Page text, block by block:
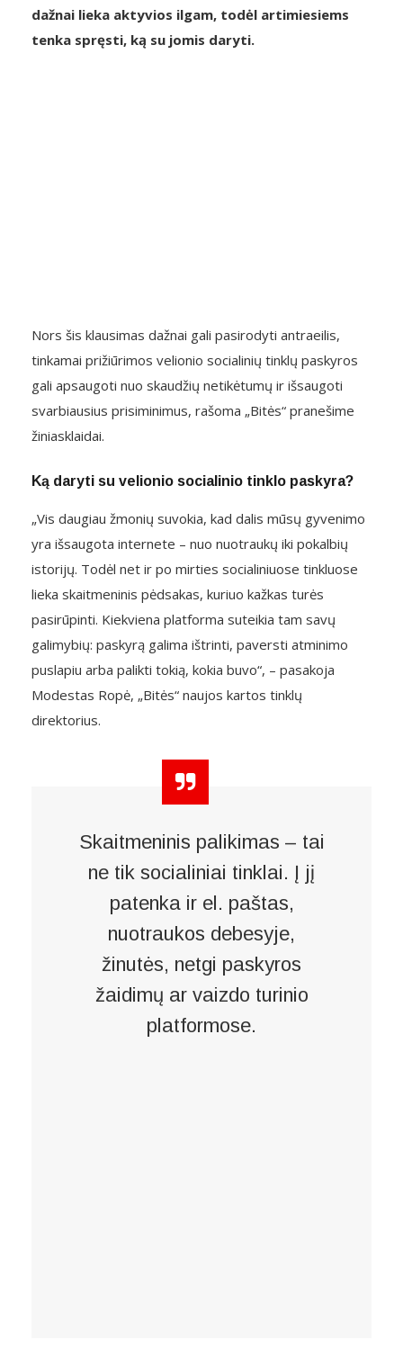
dažnai lieka aktyvios ilgam, todėl artimiesiems
tenka spręsti, ką su jomis daryti.
Nors šis klausimas dažnai gali pasirodyti antraeilis,
tinkamai prižiūrimos velionio socialinių tinklų paskyros
gali apsaugoti nuo skaudžių netikėtumų ir išsaugoti
svarbiausius prisiminimus, rašoma „Bitės“ pranešime
žiniasklaidai.
Ką daryti su velionio socialinio tinklo paskyra?
„Vis daugiau žmonių suvokia, kad dalis mūsų gyvenimo
yra išsaugota internete – nuo nuotraukų iki pokalbių
istorijų. Todėl net ir po mirties socialiniuose tinkluose
lieka skaitmeninis pėdsakas, kuriuo kažkas turės
pasirūpinti. Kiekviena platforma suteikia tam savų
galimybių: paskyrą galima ištrinti, paversti atminimo
puslapiu arba palikti tokią, kokia buvo“, – pasakoja
Modestas Ropė, „Bitės“ naujos kartos tinklų
direktorius.
Skaitmeninis palikimas – tai
ne tik socialiniai tinklai. Į jį
patenka ir el. paštas,
nuotraukos debesyje,
žinutės, netgi paskyros
žaidimų ar vaizdo turinio
platformose.